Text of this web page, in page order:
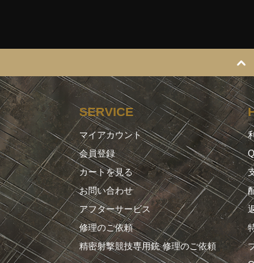
SERVICE
マイアカウント
会員登録
カートを見る
お問い合わせ
アフターサービス
修理のご依頼
精密射撃競技専用銃 修理のご依頼